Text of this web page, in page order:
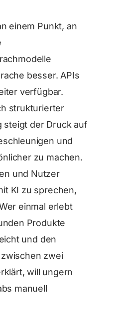
einem Punkt, an
besser. APIs
verfügbar.
strukturierter
steigt der Druck auf
und
zu machen.
und Nutzer
KI zu sprechen,
einmal erlebt
Produkte
und den
zwei
will ungern
manuell